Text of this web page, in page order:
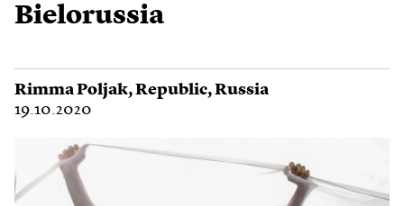
Bielorussia
Rimma Poljak,Republic,Russia
19.10.2020